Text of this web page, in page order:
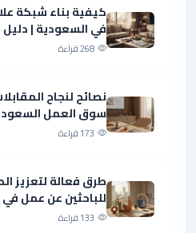
كيفية بناء شبكة
في السعودية |
268 قراءة
نصائح لنجاح
سوق العمل
173 قراءة
طرق فعالة لتعزيز
للباحثين عن عمل
133 قراءة